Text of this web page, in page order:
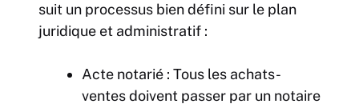
suit un processus bien défini sur le plan
juridique et administratif :
Acte notarié : Tous les achats-
ventes doivent passer par un notaire